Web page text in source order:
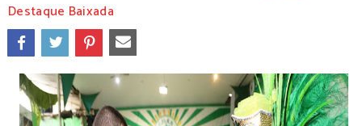
Destaque Baixada